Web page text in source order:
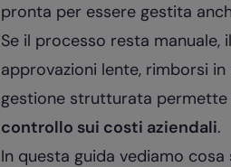
pronta per essere gestita
Se il processo resta
approvazioni lente, rimborsi
gestione strutturata permette
controllo sui costi aziendali.
In questa guida vediamo